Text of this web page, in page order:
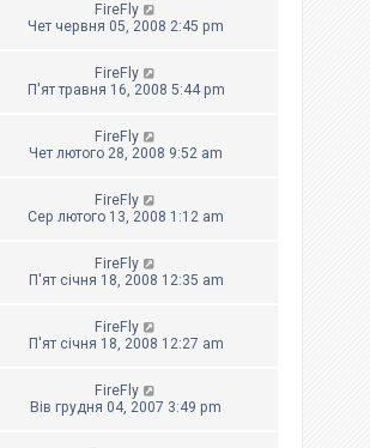
FireFly
Чет червня 05, 2008 2:45 pm
FireFly
П'ят травня 16, 2008 5:44 pm
FireFly
Чет лютого 28, 2008 9:52 am
FireFly
Сер лютого 13, 2008 1:12 am
FireFly
П'ят січня 18, 2008 12:35 am
FireFly
П'ят січня 18, 2008 12:27 am
FireFly
Вів грудня 04, 2007 3:49 pm